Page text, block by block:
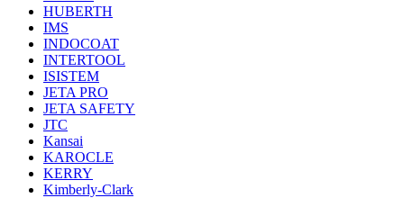
HUBERTH
IMS
INDOCOAT
INTERTOOL
ISISTEM
JETA PRO
JETA SAFETY
JTC
Kansai
KAROCLE
KERRY
Kimberly-Clark